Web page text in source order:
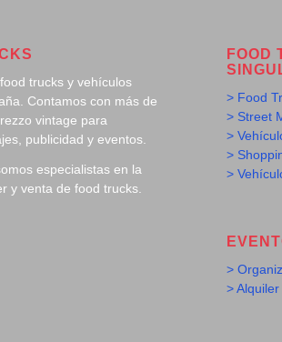
trucks y vehículos
Contamos con más de
vintage para
publicidad y eventos.
especialistas en la
y venta de food trucks.
FOOD
> Food
> Street
>
>
>
>
>